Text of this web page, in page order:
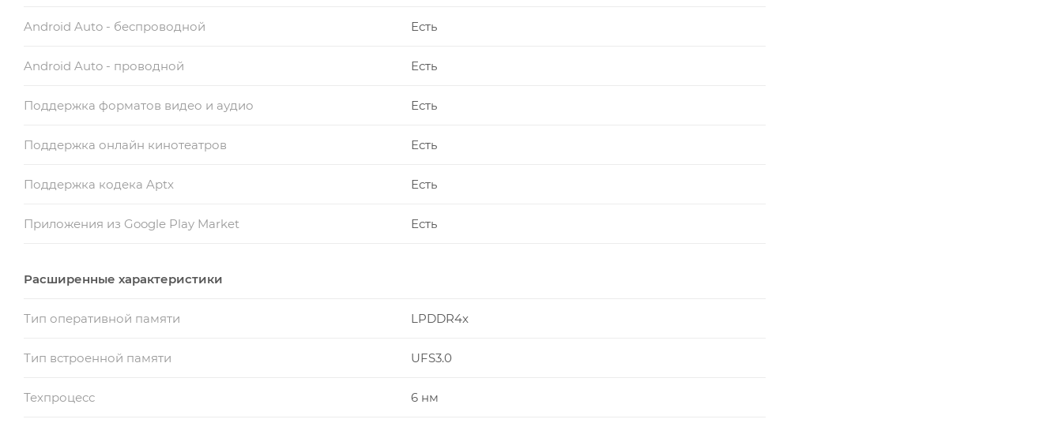
Android Auto - беспроводной Есть
Android Auto - проводной Есть
Поддержка форматов видео и аудио Есть
Поддержка онлайн кинотеатров Есть
Поддержка кодека Aptx Есть
Приложения из Google Play Market Есть
Расширенные характеристики
Тип оперативной памяти LPDDR4x
Тип встроенной памяти UFS3.0
Техпроцесс 6 нм